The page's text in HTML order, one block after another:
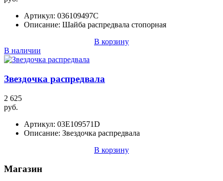
Артикул: 036109497C
Описание: Шайба распредвала стопорная
В корзину
В наличии
Звездочка распредвала
2 625
руб.
Артикул: 03E109571D
Описание: Звездочка распредвала
В корзину
Магазин